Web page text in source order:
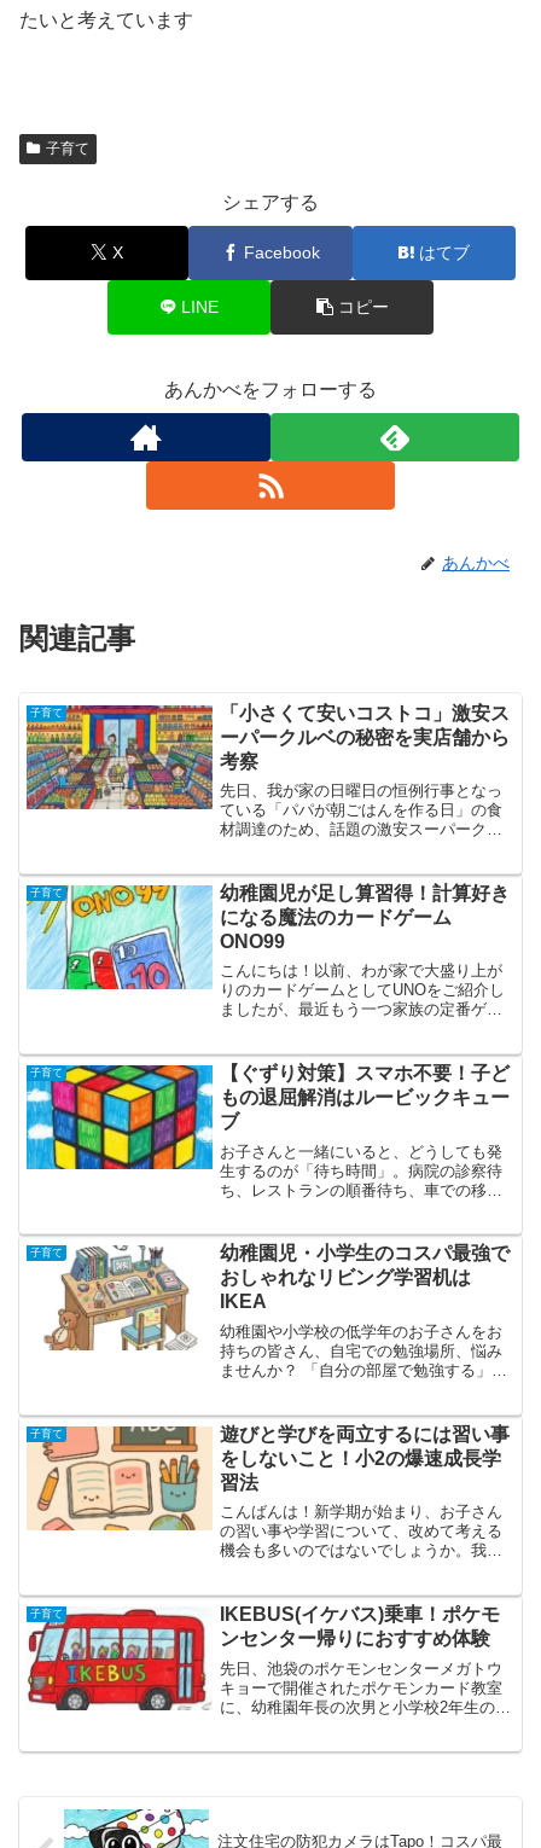
たいと考えています
子育て
シェアする
X Facebook はてブ
LINE コピー
あんかべをフォローする
あんかべ
関連記事
子育て
「小さくて安いコストコ」激安ス
ーパークルベの秘密を実店舗から
考察
先日、我が家の日曜日の恒例行事となっ
ている「パパが朝ごはんを作る日」の食
材調達のため、話題の激安スーパークル
コも数回しか利用したことがないとい
う、スーパーマーケット初心...
子育て
幼稚園児が足し算習得！計算好き
になる魔法のカードゲーム
ONO99
こんにちは！以前、わが家で大盛り上が
りのカードゲームとしてUNOをご紹介し
ましたが、最近もう一つ家族の定番ゲー
長の次男と小学2年生の長男、そしてママ
と私の4人で、毎...
子育て
【ぐずり対策】スマホ不要！子ど
もの退屈解消はルービックキュー
ブ
お子さんと一緒にいると、どうしても発
生するのが「待ち時間」。病院の診察待
ち、レストランの順番待ち、車での移動
がないもの。「まだ〜？」「つまんな
い〜」そんな言葉が飛び交い...
子育て
幼稚園児・小学生のコスパ最強で
おしゃれなリビング学習机は
IKEA
幼稚園や小学校の低学年のお子さんをお
持ちの皆さん、自宅での勉強場所、悩み
ませんか？ 「自分の部屋で勉強する」と
多くの場合、お子さんの学習スペースは
リビングになることでし...
子育て
遊びと学びを両立するには習い事
をしないこと！小2の爆速成長学
習法
こんばんは！新学期が始まり、お子さん
の習い事や学習について、改めて考える
機会も多いのではないでしょうか。我が
してすぐにやめてしまいました。息子は2
歳頃から数字や文字に...
子育て
IKEBUS(イケバス)乗車！ポケモ
ンセンター帰りにおすすめ体験
先日、池袋のポケモンセンターメガトウ
キョーで開催されたポケモンカード教室
に、幼稚園年長の次男と小学校2年生の長
注文住宅の防犯カメラはTapo！コスパ最